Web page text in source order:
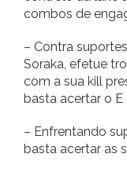
combos de
– Contra
Soraka, efetue
com a sua kill
basta acertar o
– Enfrentando
basta acertar as